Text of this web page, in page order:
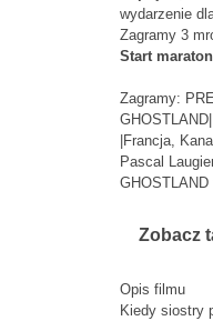
wydarzenie
Zagramy 3
Start
Zagramy:
|Francja,
Pascal
Zobacz
Opis filmu
Kiedy siostry